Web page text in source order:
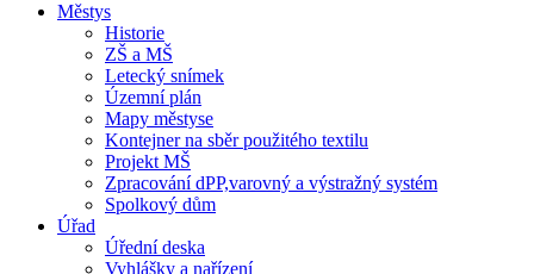
Městys
Historie
ZŠ a MŠ
Letecký snímek
Územní plán
Mapy městyse
Kontejner na sběr použitého textilu
Projekt MŠ
Zpracování dPP,varovný a výstražný systém
Spolkový dům
Úřad
Úřední deska
Vyhlášky a nařízení